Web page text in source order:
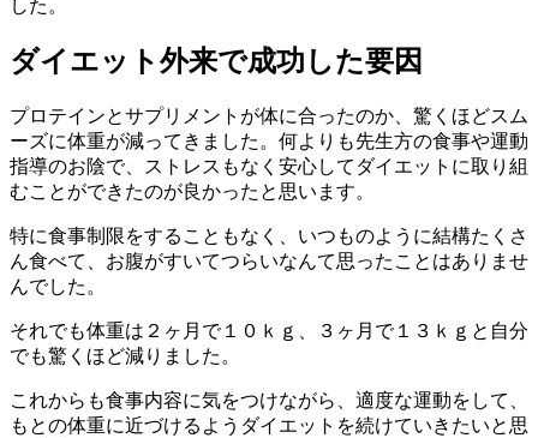
した。
ダイエット外来で成功した要因
プロテインとサプリメントが体に合ったのか、驚くほどスム
ーズに体重が減ってきました。何よりも先生方の食事や運動
指導のお陰で、ストレスもなく安心してダイエットに取り組
むことができたのが良かったと思います。
特に食事制限をすることもなく、いつものように結構たくさ
ん食べて、お腹がすいてつらいなんて思ったことはありませ
んでした。
それでも体重は２ヶ月で１０ｋｇ、３ヶ月で１３ｋｇと自分
でも驚くほど減りました。
これからも食事内容に気をつけながら、適度な運動をして、
もとの体重に近づけるようダイエットを続けていきたいと思